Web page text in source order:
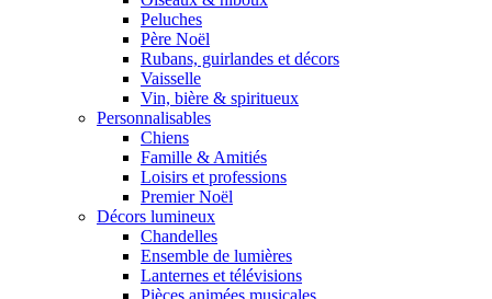
Peluches
Père Noël
Rubans, guirlandes et décors
Vaisselle
Vin, bière & spiritueux
Personnalisables
Chiens
Famille & Amitiés
Loisirs et professions
Premier Noël
Décors lumineux
Chandelles
Ensemble de lumières
Lanternes et télévisions
Pièces animées musicales